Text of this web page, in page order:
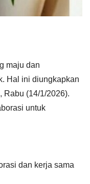
maju dan
Hal ini diungkapkan
Rabu (14/1/2026).
untuk
dan kerja sama